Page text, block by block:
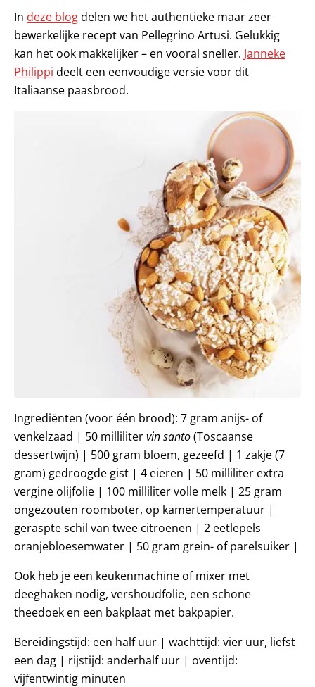
In deze blogdelen we het authentieke maar zeer
bewerkelijke recept van Pellegrino Artusi. Gelukkig
kan het ook makkelijker – en vooral sneller. Janneke
Philippi deelt een eenvoudige versie voor dit
Italiaanse paasbrood.
Ingrediënten (voor één brood): 7 gram anijs- of
venkelzaad | 50 millilitervin santo(Toscaanse
dessertwijn) | 500 gram bloem, gezeefd | 1 zakje (7
gram) gedroogde gist | 4 eieren | 50 milliliter extra
vergine olijfolie | 100 milliliter volle melk | 25 gram
ongezouten roomboter, op kamertemperatuur |
geraspte schil van twee citroenen | 2 eetlepels
oranjebloesemwater | 50 gram grein- of parelsuiker |
Ook heb je een keukenmachine of mixer met
deeghaken nodig, vershoudfolie, een schone
theedoek en een bakplaat met bakpapier.
Bereidingstijd: een half uur | wachttijd: vier uur, liefst
een dag | rijstijd: anderhalf uur | oventijd:
vijfentwintig minuten